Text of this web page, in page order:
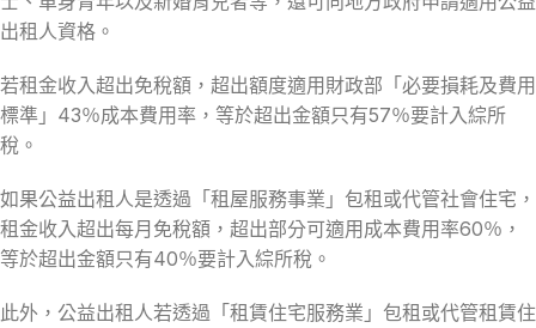
出租人資格。
若租金收入超出免稅額，超出額度適用財政部「必要損耗及費用
標準」43％成本費用率，等於超出金額只有57％要計入綜所
稅。
如果公益出租人是透過「租屋服務事業」包租或代管社會住宅，
租金收入超出每月免稅額，超出部分可適用成本費用率60％，
等於超出金額只有40％要計入綜所稅。
此外，公益出租人若透過「租賃住宅服務業」包租或代管租賃住